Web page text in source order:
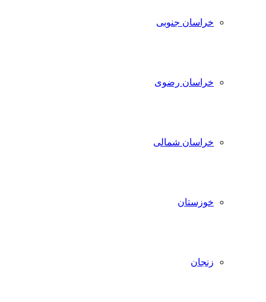
خراسان جنوبی
خراسان رضوی
خراسان شمالی
خوزستان
زنجان